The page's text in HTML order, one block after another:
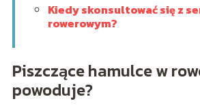
Kiedy skonsultować się z
rowerowym?
Piszczące hamulce w
powoduje?